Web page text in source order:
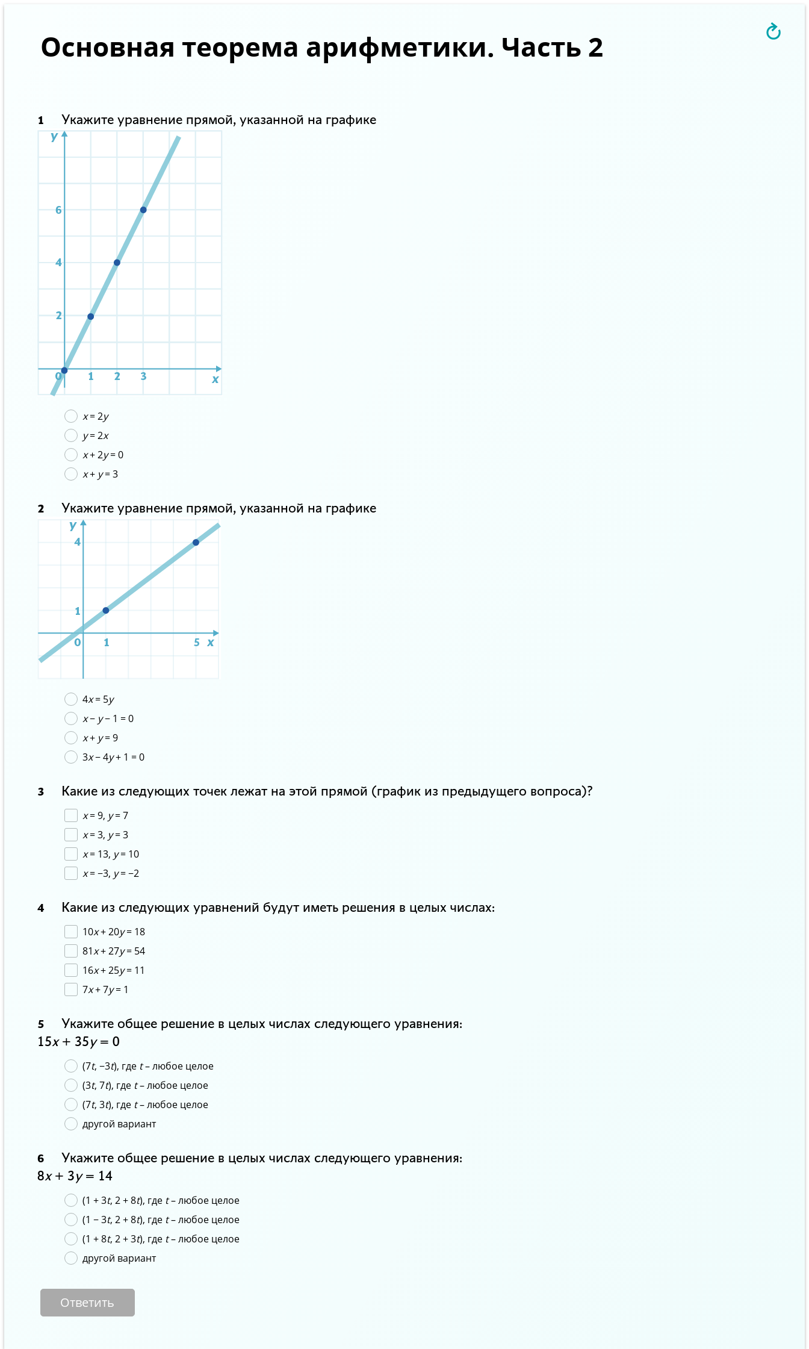
Основная теорема арифметики. Часть 2
1 Укажите уравнение прямой, указанной на графике
x= 2y
y= 2x
x+ 2y= 0
x+ y= 3
2 Укажите уравнение прямой, указанной на графике
4x= 5y
x− y− 1 = 0
x+ y= 9
3x− 4y+ 1 = 0
3 Какие из следующих точек лежат на этой прямой (график из предыдущего вопроса)?
x= 9, y= 7
x= 3, y= 3
x= 13, y= 10
x= −3, y= −2
4 Какие из следующих уравнений будут иметь решения в целых числах:
10x+ 20y= 18
81x+ 27y= 54
16x+ 25y= 11
7x+ 7y= 1
5
Укажите общее решение в целых числах следующего уравнения:
15x+ 35y= 0
(7t, −3t), где t– любое целое
(3t, 7t), где t– любое целое
(7t, 3t), где t– любое целое
другой вариант
6
Укажите общее решение в целых числах следующего уравнения:
8x+ 3y= 14
(1 + 3t, 2 + 8t), где t– любое целое
(1 − 3t, 2 + 8t), где t– любое целое
(1 + 8t, 2 + 3t), где t– любое целое
другой вариант
Ответить